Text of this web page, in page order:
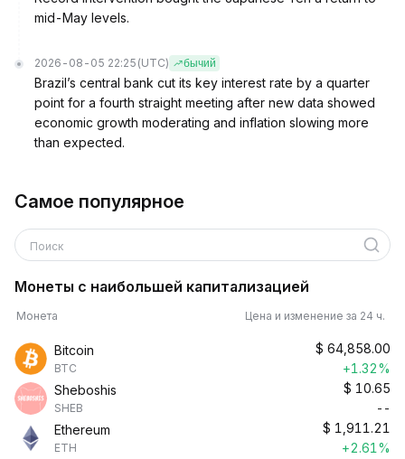
mid-May levels.
2026-08-05 22:25 (UTC) бычий
Brazil’s central bank cut its key interest rate by a quarter
point for a fourth straight meeting after new data showed
economic growth moderating and inflation slowing more
than expected.
Самое популярное
Поиск
Монеты с наибольшей капитализацией
Монета Цена и изменение за 24 ч.
Bitcoin
BTC
$ 64,858.00
+1.32%
Sheboshis
SHEB
$ 10.65
--
Ethereum
ETH
$ 1,911.21
+2.61%